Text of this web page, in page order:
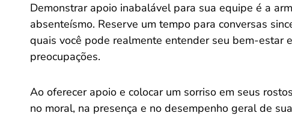
Demonstrar apoio inabalável para sua equipe é a
absenteísmo. Reserve um tempo para conversas
quais você pode realmente entender seu bem-estar
preocupações.
Ao oferecer apoio e colocar um sorriso em seus
no moral, na presença e no desempenho geral de